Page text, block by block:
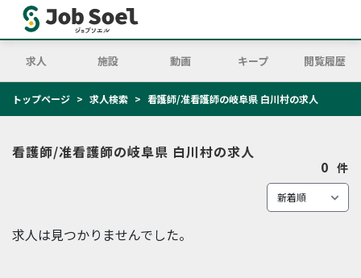
求人 施設 動画 キープ 閲覧履歴
トップページ 求人検索 看護師/准看護師の岐阜県 白川村の求人
看護師/准看護師の岐阜県 白川村の求人
0 件
求人は見つかりませんでした。